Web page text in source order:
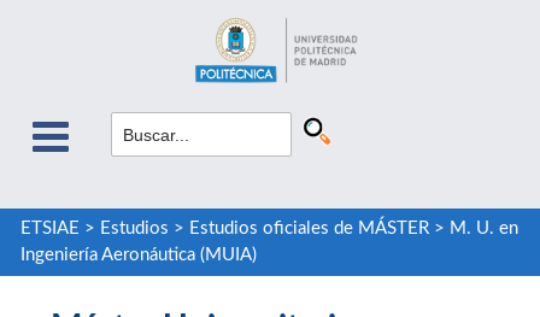
ETSIAE > Estudios > Estudios oficiales de MÁSTER> M. U. en
Ingeniería Aeronáutica (MUIA)